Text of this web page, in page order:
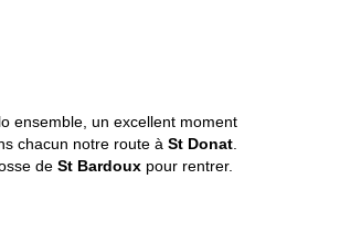
ensemble, un excellent moment
chacun notre route à St Donat
de St Bardoux pour rentrer.